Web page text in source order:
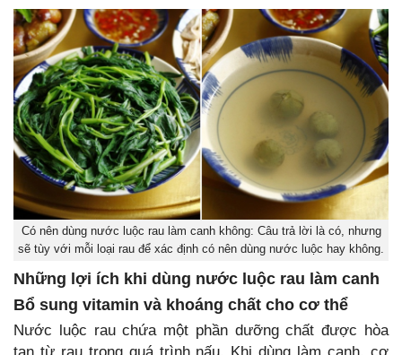
Có nên dùng nước luộc rau làm canh không: Câu trả lời là có, nhưng
sẽ tùy với mỗi loại rau để xác định có nên dùng nước luộc hay không.
Những lợi ích khi dùng nước luộc rau làm canh
Bổ sung vitamin và khoáng chất cho cơ thể
Nước luộc rau chứa một phần dưỡng chất được hòa